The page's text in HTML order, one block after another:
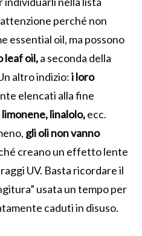
perché non
essential oil, ma possono
leaf oil,a seconda della
altro indizio:i loro
elencati alla fine
linalolo,ecc.
gli oli non vanno
creano un effetto lente
UV. Basta ricordare il
usata un tempo per
caduti in disuso.